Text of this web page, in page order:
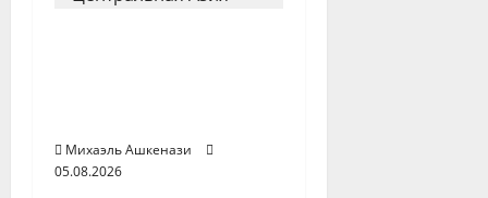
Михаэль Ашкенази
05.08.2026